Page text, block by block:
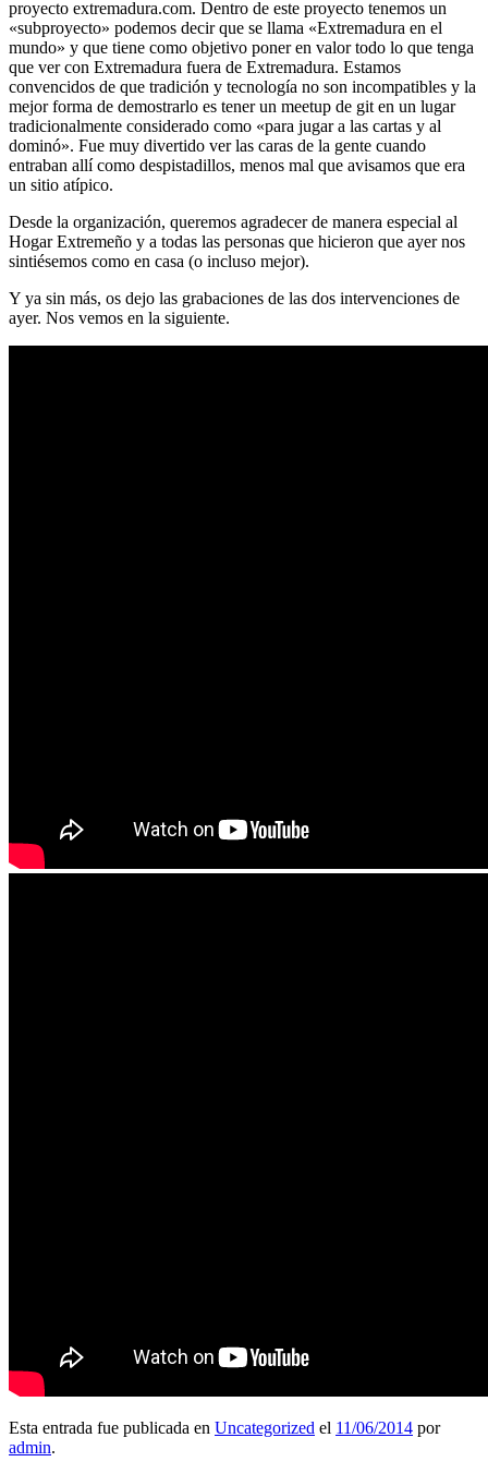
proyecto extremadura.com. Dentro de este proyecto tenemos un
«subproyecto» podemos decir que se llama «Extremadura en el
mundo» y que tiene como objetivo poner en valor todo lo que tenga
que ver con Extremadura fuera de Extremadura. Estamos
convencidos de que tradición y tecnología no son incompatibles y la
mejor forma de demostrarlo es tener un meetup de git en un lugar
tradicionalmente considerado como «para jugar a las cartas y al
dominó». Fue muy divertido ver las caras de la gente cuando
entraban allí como despistadillos, menos mal que avisamos que era
un sitio atípico.
Desde la organización, queremos agradecer de manera especial al
Hogar Extremeño y a todas las personas que hicieron que ayer nos
sintiésemos como en casa (o incluso mejor).
Y ya sin más, os dejo las grabaciones de las dos intervenciones de
ayer. Nos vemos en la siguiente.
Esta entrada fue publicada en Uncategorized el 11/06/2014 por
admin.